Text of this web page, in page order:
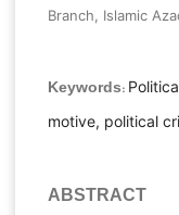
Branch, Islamic
Keywords:
motive, political
ABSTRACT